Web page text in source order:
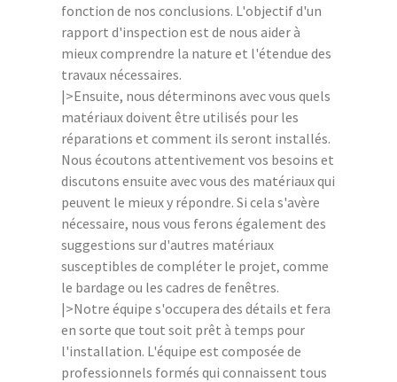
fonction de nos conclusions. L'objectif d'un
rapport d'inspection est de nous aider à
mieux comprendre la nature et l'étendue des
travaux nécessaires.
|>Ensuite, nous déterminons avec vous quels
matériaux doivent être utilisés pour les
réparations et comment ils seront installés.
Nous écoutons attentivement vos besoins et
discutons ensuite avec vous des matériaux qui
peuvent le mieux y répondre. Si cela s'avère
nécessaire, nous vous ferons également des
suggestions sur d'autres matériaux
susceptibles de compléter le projet, comme
le bardage ou les cadres de fenêtres.
|>Notre équipe s'occupera des détails et fera
en sorte que tout soit prêt à temps pour
l'installation. L'équipe est composée de
professionnels formés qui connaissent tous